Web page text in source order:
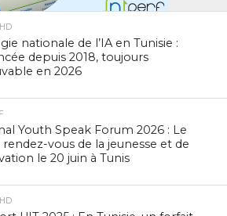
nationale de l’IA en Tunisie :
depuis 2018, toujours
en 2026
Youth Speak Forum 2026 : Le
rendez-vous de la jeunesse et de
le 20 juin à Tunis